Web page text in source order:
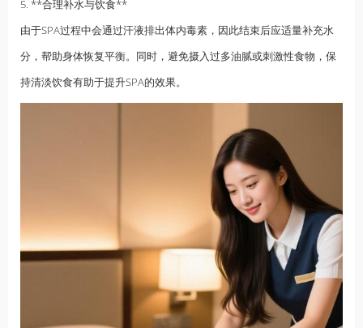
5. **合理补水与饮食**
由于SPA过程中会通过汗液排出体内毒素，因此结束后应适量补充水
分，帮助身体恢复平衡。同时，避免摄入过多油腻或刺激性食物，保
持清淡饮食有助于提升SPA的效果。